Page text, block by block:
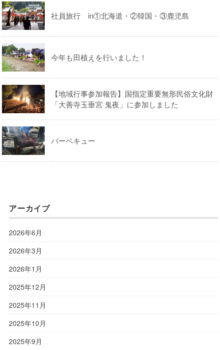
社員旅行 in①北海道・②韓国・③鹿児島
今年も田植えを行いました！
【地域行事参加報告】国指定重要無形民俗文化財
「大善寺玉垂宮 鬼夜」に参加しました
バーベキュー
アーカイブ
2026年6月
2026年3月
2026年1月
2025年12月
2025年11月
2025年10月
2025年9月